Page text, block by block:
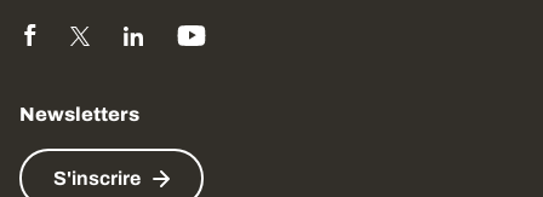
Newsletters
S'inscrire